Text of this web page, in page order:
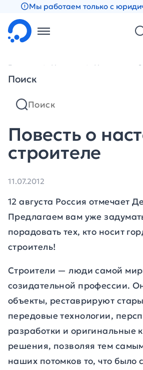
Мы работаем только с
Поиск
Главная Новости Новости за
Повесть о
строителе
11.07.2012
12 августа Россия отмечает
Предлагаем вам уже
порадовать тех, кто носит
строитель!
Строители — люди самой
созидательной профессии.
объекты, реставрируют
передовые технологии,
разработки и оригинальные
решения, позволяя тем
наших потомков то, что было